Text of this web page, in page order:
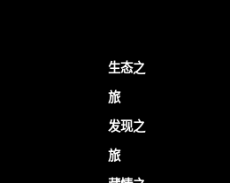
生态之
旅
发现之
旅